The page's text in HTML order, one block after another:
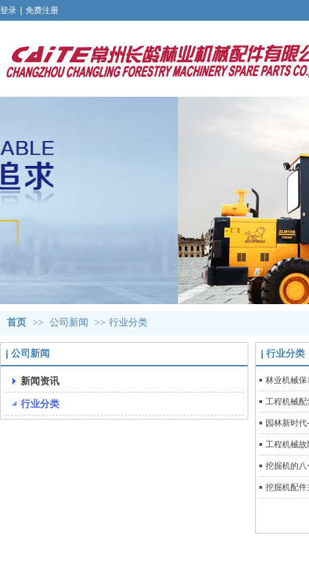
登录 免费注册
首页 >> 公司新闻 >> 行业分类
公司新闻
新闻资讯
行业分类
行业分类
林业机械
工程机械
园林新时
工程机械
挖掘机的
挖掘机配